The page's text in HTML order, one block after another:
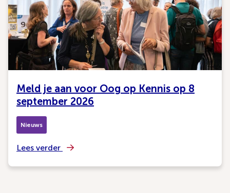
Meld je aan voor Oog op Kennis op 8
september 2026
Nieuws
Lees verder